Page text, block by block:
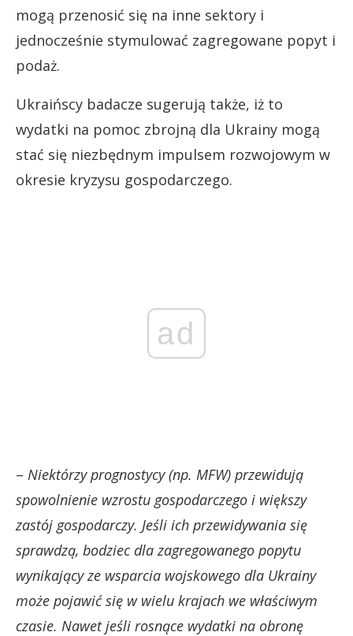
mogą przenosić się na inne sektory i
jednocześnie stymulować zagregowane popyt i
podaż.
Ukraińscy badacze sugerują także, iż to
wydatki na pomoc zbrojną dla Ukrainy mogą
stać się niezbędnym impulsem rozwojowym w
okresie kryzysu gospodarczego.
ad
– Niektórzy prognostycy (np. MFW) przewidują
spowolnienie wzrostu gospodarczego i większy
zastój gospodarczy. Jeśli ich przewidywania się
sprawdzą, bodziec dla zagregowanego popytu
wynikający ze wsparcia wojskowego dla Ukrainy
może pojawić się w wielu krajach we właściwym
czasie. Nawet jeśli rosnące wydatki na obronę